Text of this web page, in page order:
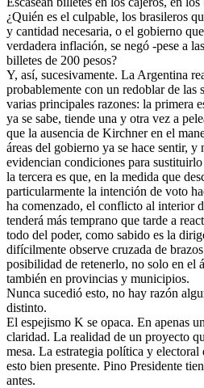
¿Quién es el culpable, los brasileros
y cantidad necesaria, o el gobierno
verdadera inflación, se negó -pese a
billetes de 200 pesos?
Y, así, sucesivamente. La Argentina
probablemente con un redoblar de las
varias principales razones: la primera
ya se sabe, tiende una y otra vez a
que la ausencia de Kirchner en el
áreas del gobierno ya se hace sentir,
evidencian condiciones para
la tercera es que, en la medida que
particularmente la intención de voto
ha comenzado, el conflicto al interior
tenderá más temprano que tarde a
todo del poder, como sabido es la
difícilmente observe cruzada de brazos
posibilidad de retenerlo, no solo en el
también en provincias y municipios.
Nunca sucedió esto, no hay razón
distinto.
El espejismo K se opaca. En apenas
claridad. La realidad de un proyecto
mesa. La estrategia política y electoral
esto bien presente. Pino Presidente
antes.